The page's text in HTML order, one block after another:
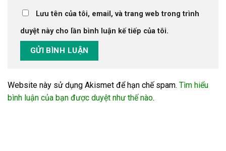
Lưu tên của tôi, email, và trang web trong trình
duyệt này cho lần bình luận kế tiếp của tôi.
Website này sử dụng Akismet để hạn chế spam. Tìm hiểu
bình luận của bạn được duyệt như thế nào.